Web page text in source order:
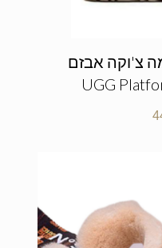
צ'וקה אבזם
UGG